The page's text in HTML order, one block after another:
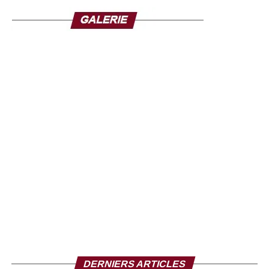
performance qui le place au même niveau que Michelle
Bachelet, elle aussi toujours en lice.
DERNIERS ARTICLES